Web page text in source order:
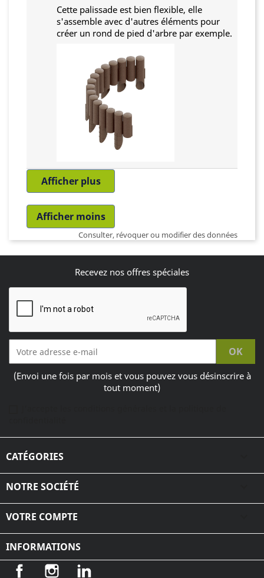
Cette palissade est bien flexible, elle
s'assemble avec d'autres éléments pour
créer un rond de pied d'arbre par exemple.
Afficher plus
Afficher moins
Consulter, révoquer ou modifier des données
Recevez nos offres spéciales
(Envoi une fois par mois et vous pouvez vous désinscrire à
tout moment)
CATÉGORIES
NOTRE SOCIÉTÉ
VOTRE COMPTE
INFORMATIONS
Facebook Instagram